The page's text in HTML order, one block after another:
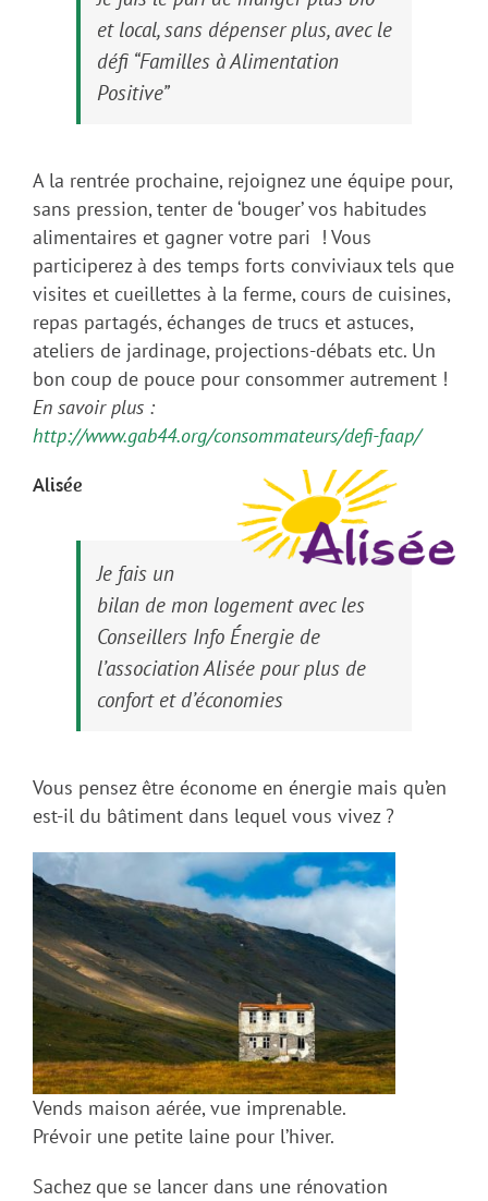
et local, sans dépenser plus, avec le
défi “Familles à Alimentation
Positive”
A la rentrée prochaine, rejoignez une équipe pour,
sans pression, tenter de ‘bouger’ vos habitudes
alimentaires et gagner votre pari ! Vous
participerez à des temps forts conviviaux tels que
visites et cueillettes à la ferme, cours de cuisines,
repas partagés, échanges de trucs et astuces,
ateliers de jardinage, projections-débats etc. Un
bon coup de pouce pour consommer autrement !
En savoir plus :
http://www.gab44.org/consommateurs/defi-faap/
Alisée
Je fais un
bilan de mon logement avec les
Conseillers Info Énergie de
l’association Alisée pour plus de
confort et d’économies
Vous pensez être économe en énergie mais qu’en
est-il du bâtiment dans lequel vous vivez ?
Vends maison aérée, vue imprenable.
Prévoir une petite laine pour l’hiver.
Sachez que se lancer dans une rénovation